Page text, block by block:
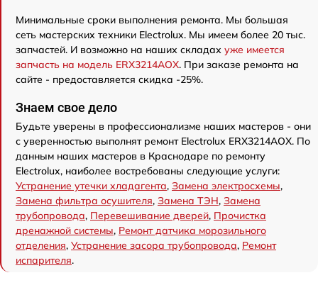
Минимальные сроки выполнения ремонта. Мы большая
сеть мастерских техники Electrolux. Мы имеем более 20 тыс.
запчастей. И возможно на наших складах уже имеется
запчасть на модель ERX3214AOX. При заказе ремонта на
сайте - предоставляется скидка -25%.
Знаем свое дело
Будьте уверены в профессионализме наших мастеров - они
с уверенностью выполнят ремонт Electrolux ERX3214AOX. По
данным наших мастеров в Краснодаре по ремонту
Electrolux, наиболее востребованы следующие услуги:
Устранение утечки хладагента, Замена электросхемы,
Замена фильтра осушителя, Замена ТЭН, Замена
трубопровода, Перевешивание дверей, Прочистка
дренажной системы, Ремонт датчика морозильного
отделения, Устранение засора трубопровода, Ремонт
испарителя.